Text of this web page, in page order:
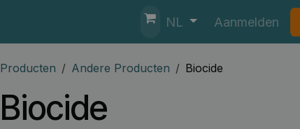
NL Aanmelden
Producten Andere Producten Biocide
Biocide